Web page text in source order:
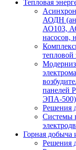
Тепловая
АОДН
АО103,
насосов,
тепловой
панелей
ЭПА-500)
Решения
Системы
Горная добыча
Решения